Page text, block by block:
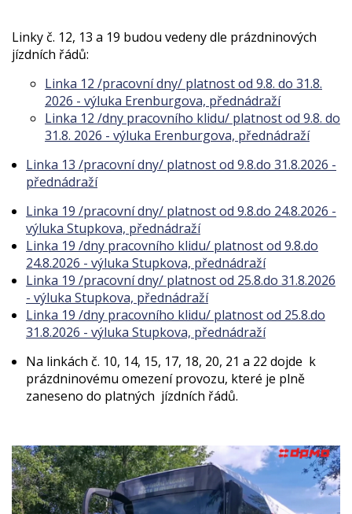
Linky č. 12, 13 a 19 budou vedeny dle prázdninových
jízdních řádů:
Linka 12 /pracovní dny/ platnost od 9.8. do 31.8.
2026 - výluka Erenburgova, přednádraží
Linka 12 /dny pracovního klidu/ platnost od 9.8. do
31.8. 2026 - výluka Erenburgova, přednádraží
Linka 13 /pracovní dny/ platnost od 9.8.do 31.8.2026 -
přednádraží
Linka 19 /pracovní dny/ platnost od 9.8.do 24.8.2026 -
výluka Stupkova, přednádraží
Linka 19 /dny pracovního klidu/ platnost od 9.8.do
24.8.2026 - výluka Stupkova, přednádraží
Linka 19 /pracovní dny/ platnost od 25.8.do 31.8.2026
- výluka Stupkova, přednádraží
Linka 19 /dny pracovního klidu/ platnost od 25.8.do
31.8.2026 - výluka Stupkova, přednádraží
Na linkách č. 10, 14, 15, 17, 18, 20, 21 a 22 dojde k
prázdninovému omezení provozu, které je plně
zaneseno do platných jízdních řádů.